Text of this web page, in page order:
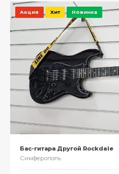
Акция Хит Новинка
Бас-гитара Другой Rockdale
Симферополь